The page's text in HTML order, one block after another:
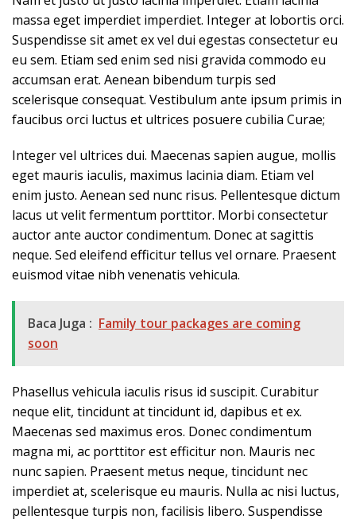
massa eget imperdiet imperdiet. Integer at lobortis orci.
Suspendisse sit amet ex vel dui egestas consectetur eu
eu sem. Etiam sed enim sed nisi gravida commodo eu
accumsan erat. Aenean bibendum turpis sed
scelerisque consequat. Vestibulum ante ipsum primis in
faucibus orci luctus et ultrices posuere cubilia Curae;
Integer vel ultrices dui. Maecenas sapien augue, mollis
eget mauris iaculis, maximus lacinia diam. Etiam vel
enim justo. Aenean sed nunc risus. Pellentesque dictum
lacus ut velit fermentum porttitor. Morbi consectetur
auctor ante auctor condimentum. Donec at sagittis
neque. Sed eleifend efficitur tellus vel ornare. Praesent
euismod vitae nibh venenatis vehicula.
Baca Juga : Family tour packages are coming
soon
Phasellus vehicula iaculis risus id suscipit. Curabitur
neque elit, tincidunt at tincidunt id, dapibus et ex.
Maecenas sed maximus eros. Donec condimentum
magna mi, ac porttitor est efficitur non. Mauris nec
nunc sapien. Praesent metus neque, tincidunt nec
imperdiet at, scelerisque eu mauris. Nulla ac nisi luctus,
pellentesque turpis non, facilisis libero. Suspendisse